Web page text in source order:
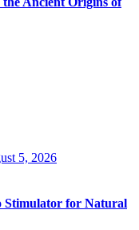
5, 2026
for Natural